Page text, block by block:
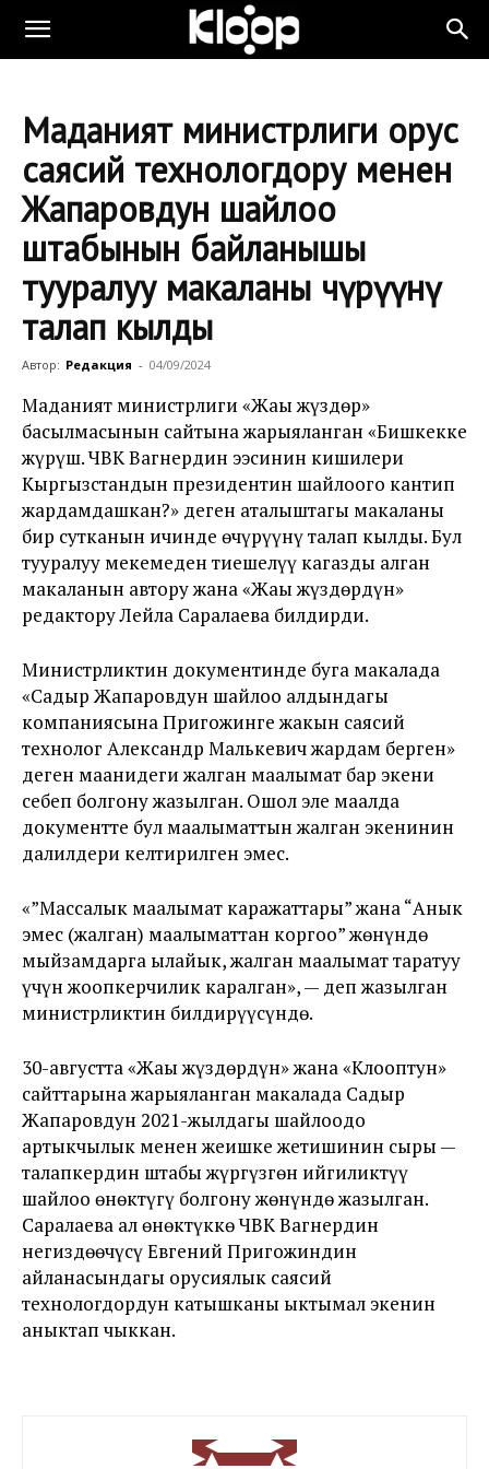
Маданият министрлиги орус
саясий технологдору менен
Жапаровдун шайлоо
штабынын байланышы
тууралуу макаланы өчүрүүнү
талап кылды
Автор: Редакция - 04/09/2024
Маданият министрлиги «Жаңы жүздөр»
басылмасынын сайтына жарыяланган «Бишкекке
жүрүш. ЧВК Вагнердин ээсинин кишилери
Кыргызстандын президентин шайлоого кантип
жардамдашкан?» деген аталыштагы макаланы
бир сутканын ичинде өчүрүүнү талап кылды. Бул
тууралуу мекемеден тиешелүү кагазды алган
макаланын автору жана «Жаңы жүздөрдүн»
редактору Лейла Саралаева билдирди.
Министрликтин документинде буга макалада
«Садыр Жапаровдун шайлоо алдындагы
компаниясына Пригожинге жакын саясий
технолог Александр Малькевич жардам берген»
деген маанидеги жалган маалымат бар экени
себеп болгону жазылган. Ошол эле маалда
документте бул маалыматтын жалган экенинин
далилдери келтирилген эмес.
«”Массалык маалымат каражаттары” жана “Анык
эмес (жалган) маалыматтан коргоо” жөнүндө
мыйзамдарга ылайык, жалган маалымат таратуу
үчүн жоопкерчилик каралган», — деп жазылган
министрликтин билдирүүсүндө.
30-августта «Жаңы жүздөрдүн» жана «Клооптун»
сайттарына жарыяланган макалада Садыр
Жапаровдун 2021-жылдагы шайлоодо
артыкчылык менен жеңишке жетишинин сыры —
талапкердин штабы жүргүзгөн ийгиликтүү
шайлоо өнөктүгү болгону жөнүндө жазылган.
Саралаева ал өнөктүккө ЧВК Вагнердин
негиздөөчүсү Евгений Пригожиндин
айланасындагы орусиялык саясий
технологдордун катышканы ыктымал экенин
аныктап чыккан.